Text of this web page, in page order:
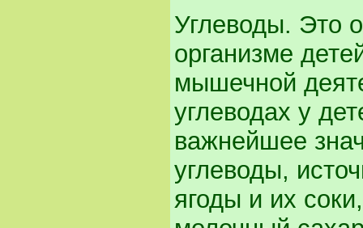
Углеводы. Это
организме
мышечной
углеводах у
важнейшее
углеводы,
ягоды и их